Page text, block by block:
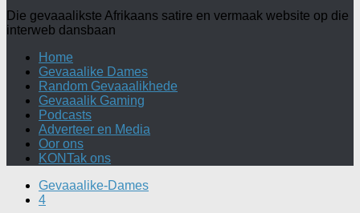
Die gevaaalikste Afrikaans satire en vermaak website op die
interweb dansbaan
Home
Gevaaalike Dames
Random Gevaaalikhede
Gevaaalik Gaming
Podcasts
Adverteer en Media
Oor ons
KONTak ons
Gevaaalike-Dames
4